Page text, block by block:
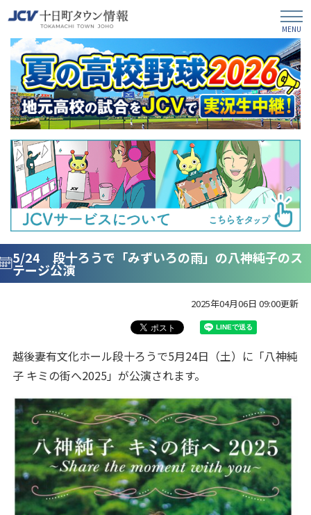
5/24 段十ろうで「みずいろの雨」の八神純子のス
テージ公演
2025年04月06日 09:00更新
越後妻有文化ホール段十ろうで5月24日（土）に「八神純
子 キミの街へ2025」が公演されます。